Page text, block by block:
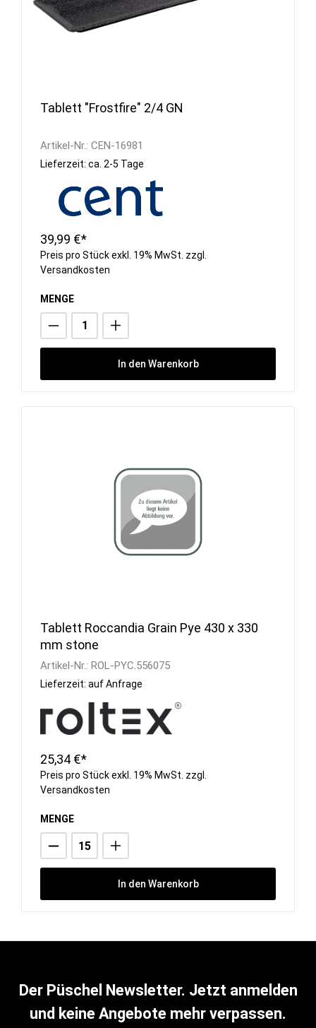
Tablett "Frostfire" 2/4 GN
Artikel-Nr.: CEN-16981
Lieferzeit: ca. 2-5 Tage
39,99 €*
Preis pro Stück exkl. 19% MwSt. zzgl.
Versandkosten
MENGE
In den Warenkorb
Tablett Roccandia Grain Pye 430 x 330
mm stone
Artikel-Nr.: ROL-PYC.556075
Lieferzeit: auf Anfrage
25,34 €*
Preis pro Stück exkl. 19% MwSt. zzgl.
Versandkosten
MENGE
In den Warenkorb
Der Püschel Newsletter. Jetzt anmelden
und keine Angebote mehr verpassen.